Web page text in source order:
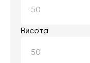
Висота